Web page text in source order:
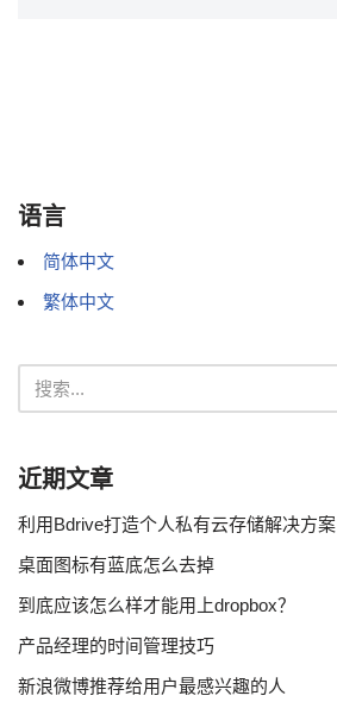
语言
简体中文
繁体中文
近期文章
利用Bdrive打造个人私有云存储解决方案
桌面图标有蓝底怎么去掉
到底应该怎么样才能用上dropbox？
产品经理的时间管理技巧
新浪微博推荐给用户最感兴趣的人